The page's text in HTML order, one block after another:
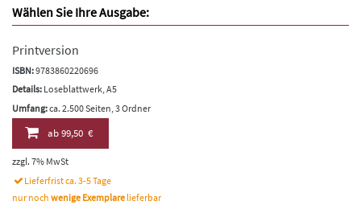
Wählen Sie Ihre Ausgabe:
Printversion
ISBN:9783860220696
Details: Loseblattwerk, A5
Umfang:ca. 2.500 Seiten, 3 Ordner
ab99,50 €
zzgl. 7% MwSt
Lieferfrist ca. 3-5 Tage
nur noch wenige Exemplare lieferbar